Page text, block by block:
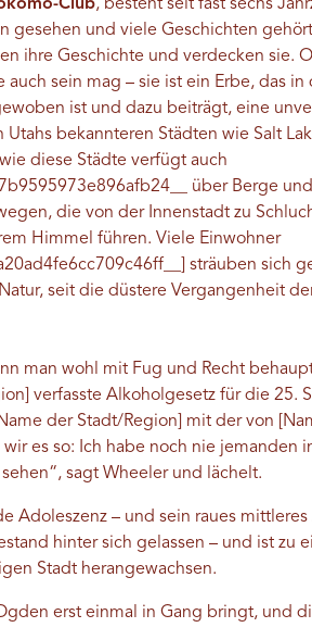
Club, besteht seit fast sechs
gesehen und viele Geschichten
ihre Geschichte und verdecken sie.
auch sein mag – sie ist ein Erbe, das
ist und dazu beiträgt, eine
Utahs bekannteren Städten wie Salt
diese Städte verfügt auch
über Berge
die von der Innenstadt zu
Himmel führen. Viele Einwohner
sträuben sich
seit die düstere Vergangenheit
man wohl mit Fug und Recht
verfasste Alkoholgesetz für die 25.
der Stadt/Region] mit der von
es so: Ich habe noch nie jemanden
sagt Wheeler und lächelt.
Adoleszenz – und sein raues
hinter sich gelassen – und ist zu
Stadt herangewachsen.
erst einmal in Gang bringt, und